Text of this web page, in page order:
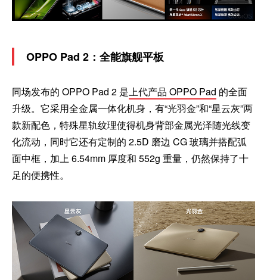
OPPO Pad 2：全能旗舰平板
同场发布的 OPPO Pad 2 是上代产品 OPPO Pad 的全面
升级。它采用全金属一体化机身，有“光羽金”和“星云灰”两
款新配色，特殊星轨纹理使得机身背部金属光泽随光线变
化流动，同时它还有定制的 2.5D 磨边 CG 玻璃并搭配弧
面中框，加上 6.54mm 厚度和 552g 重量，仍然保持了十
足的便携性。